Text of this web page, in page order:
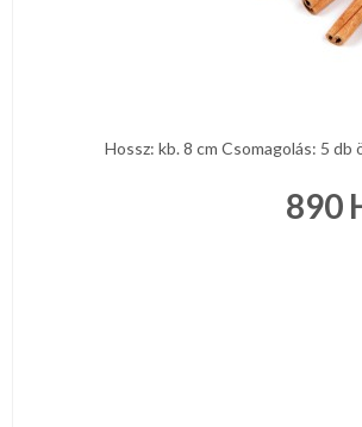
Hossz: kb. 8 cm Csomagolás: 5
890